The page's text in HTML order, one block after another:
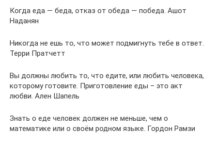
Когда еда — беда, отказ от обеда — победа. Ашот
Наданян
Никогда не ешь то, что может подмигнуть тебе в ответ.
Терри Пратчетт
Вы должны любить то, что едите, или любить человека,
которому готовите. Приготовление еды – это акт
любви. Ален Шапель
Знать о еде человек должен не меньше, чем о
математике или о своём родном языке. Гордон Рамзи